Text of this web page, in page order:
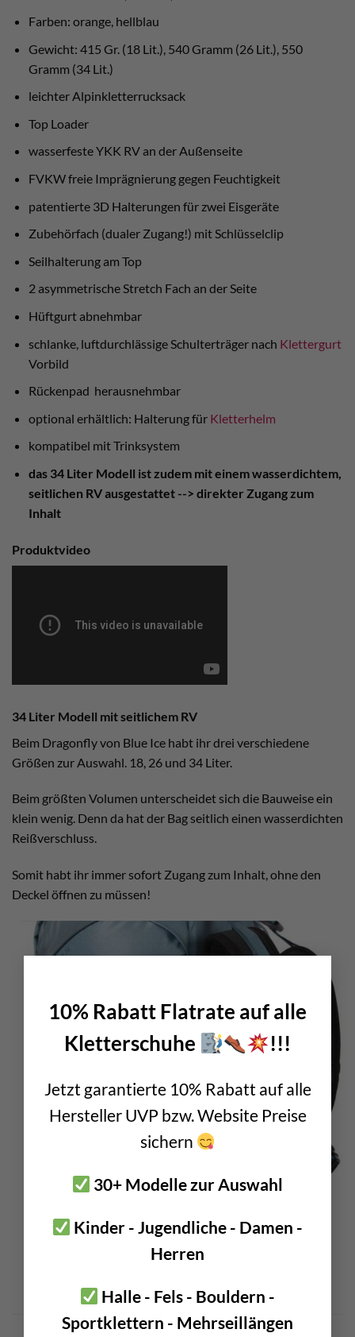
10% Rabatt Flatrate auf alle
Kletterschuhe
!!!
Jetzt garantierte 10% Rabatt auf alle
Hersteller UVP bzw. Website Preise
sichern
30+ Modelle zur Auswahl
Kinder - Jugendliche - Damen -
Herren
Halle - Fels - Bouldern -
Sportklettern - Mehrseillängen
Farben: orange, hellblau
Gewicht: 415 Gr. (18 Lit.), 540 Gramm (26 Lit.), 550
Gramm (34 Lit.)
leichter Alpinkletterrucksack
Top Loader
wasserfeste YKK RV an der Außenseite
FVKW freie Imprägnierung gegen Feuchtigkeit
patentierte 3D Halterungen für zwei Eisgeräte
Zubehörfach (dualer Zugang!) mit Schlüsselclip
Seilhalterung am Top
2 asymmetrische Stretch Fach an der Seite
Hüftgurt abnehmbar
schlanke, luftdurchlässige Schulterträger nach Klettergurt
Vorbild
Rückenpad herausnehmbar
optional erhältlich: Halterung für Kletterhelm
kompatibel mit Trinksystem
das 34 Liter Modell ist zudem mit einem wasserdichtem,
seitlichen RV ausgestattet --> direkter Zugang zum
Inhalt
Produktvideo
34 Liter Modell mit seitlichem RV
Beim Dragonfly von Blue Ice habt ihr drei verschiedene
Größen zur Auswahl. 18, 26 und 34 Liter.
Beim größten Volumen unterscheidet sich die Bauweise ein
klein wenig. Denn da hat der Bag seitlich einen wasserdichten
Reißverschluss.
Somit habt ihr immer sofort Zugang zum Inhalt, ohne den
Deckel öffnen zu müssen!